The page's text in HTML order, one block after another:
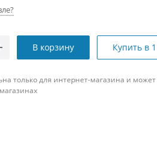
В корзину Купить в
только для интернет-магазина и может